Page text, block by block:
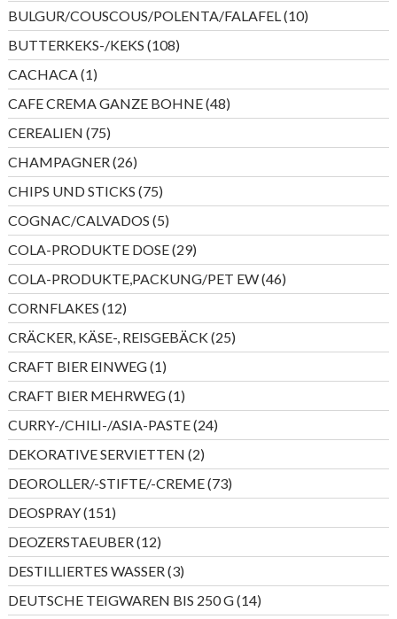
Produkte
BULGUR/COUSCOUS/POLENTA/FALAFEL 1010
Produkte
BUTTERKEKS-/KEKS 108108
Produkte
CACHACA 11
Produkt
CAFE CREMA GANZE BOHNE 4848
Produkte
CEREALIEN 7575
Produkte
CHAMPAGNER 2626
Produkte
CHIPS UND STICKS 7575
Produkte
COGNAC/CALVADOS 55
Produkte
COLA-PRODUKTE DOSE 2929
Produkte
COLA-PRODUKTE,PACKUNG/PET EW 4646
Produkte
CORNFLAKES 1212
Produkte
CRÄCKER, KÄSE-, REISGEBÄCK 2525
Produkte
CRAFT BIER EINWEG 11
Produkt
CRAFT BIER MEHRWEG 11
Produkt
CURRY-/CHILI-/ASIA-PASTE 2424
Produkte
DEKORATIVE SERVIETTEN 22
Produkte
DEOROLLER/-STIFTE/-CREME 7373
Produkte
DEOSPRAY 151151
Produkte
DEOZERSTAEUBER 1212
Produkte
DESTILLIERTES WASSER 33
Produkte
DEUTSCHE TEIGWAREN BIS 250 G 1414